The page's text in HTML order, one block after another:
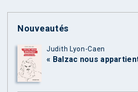
Nouveautés
Judith Lyon-Caen
« Balzac nous